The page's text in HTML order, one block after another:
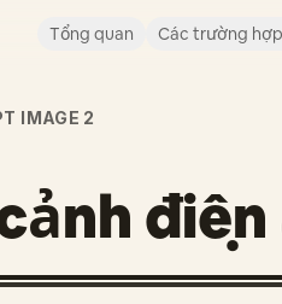
Tổng quan Các trường
IMAGE 2
điện